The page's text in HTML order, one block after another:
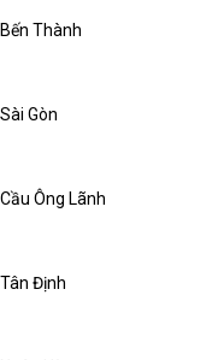
Thành
Gòn
Ông Lãnh
Định